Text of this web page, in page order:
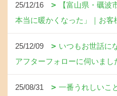
25/12/16
【富山県・礪
本当に暖かくなった」｜お
25/12/09
いつもお世話に
アフターフォローに伺いまし
25/08/31 一番うれしいこ